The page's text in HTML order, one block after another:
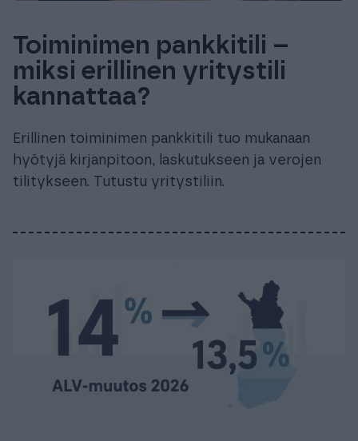
Toiminimen pankkitili –
miksi erillinen yritystili
kannattaa?
Erillinen toiminimen pankkitili tuo mukanaan
hyötyjä kirjanpitoon, laskutukseen ja verojen
tilitykseen. Tutustu yritystiliin.